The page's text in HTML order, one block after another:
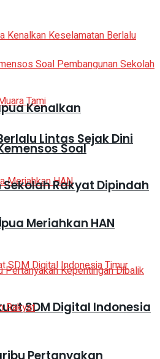
Kenalkan
Lintas Sejak Dini
Meriahkan HAN
SDM Digital Indonesia
Soal
Rakyat Dipindah
Pertanyakan